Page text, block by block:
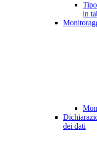
in
dei dati